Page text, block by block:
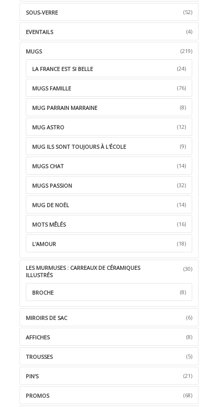
SOUS-VERRE (52)
EVENTAILS (4)
MUGS (219)
LA FRANCE EST SI BELLE (24)
MUGS FAMILLE (76)
MUG PARRAIN MARRAINE (8)
MUG ASTRO (12)
MUG ILS SONT TOUJOURS À L'ÉCOLE (9)
MUGS CHAT (14)
MUGS PASSION (32)
MUG DE NOËL (14)
MOTS MÊLÉS (16)
L'AMOUR (18)
LES MURMUSES : CARREAUX DE CÉRAMIQUES
ILLUSTRÉS
(30)
BROCHE (8)
MIROIRS DE SAC (6)
AFFICHES (8)
TROUSSES (5)
PIN'S (21)
PROMOS (68)